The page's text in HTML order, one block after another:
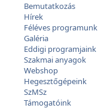
Bemutatkozás
Hírek
Féléves programunk
Galéria
Eddigi programjaink
Szakmai anyagok
Webshop
Hegesztőgépeink
SzMSz
Támogatóink